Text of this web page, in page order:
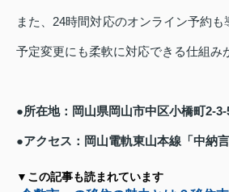
また、24時間対応のオンライン予約
予定変更にも柔軟に対応できる仕組み
●所在地：岡山県岡山市中区小橋町2-3-
●アクセス：岡山電軌東山本線「中納
▼この記事も読まれています